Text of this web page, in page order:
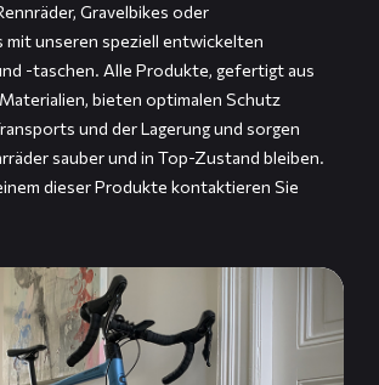
Gravelbikes oder
mit unseren speziell entwickelten
-taschen. Alle Produkte, gefertigt aus
bieten optimalen Schutz
und der Lagerung und sorgen
sauber und in Top-Zustand bleiben.
dieser Produkte kontaktieren Sie